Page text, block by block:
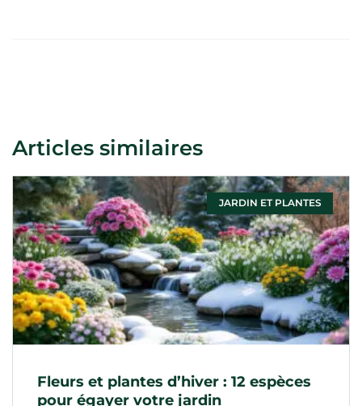
Articles similaires
JARDIN ET PLANTES
Fleurs et plantes d’hiver : 12 espèces
pour égayer votre jardin